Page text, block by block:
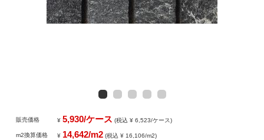
販売価格 ¥5,930/ケース (税込 ¥ 6,523/ケース)
m2換算価格 ¥ 14,642/m2 (税込 ¥ 16,106/m2)